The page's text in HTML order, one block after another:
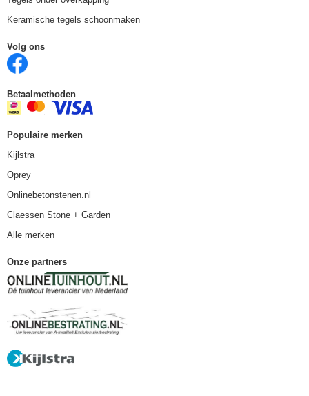
Keramische tegels schoonmaken
Volg ons
Betaalmethoden
Populaire merken
Kijlstra
Oprey
Onlinebetonstenen.nl
Claessen Stone + Garden
Alle merken
Onze partners